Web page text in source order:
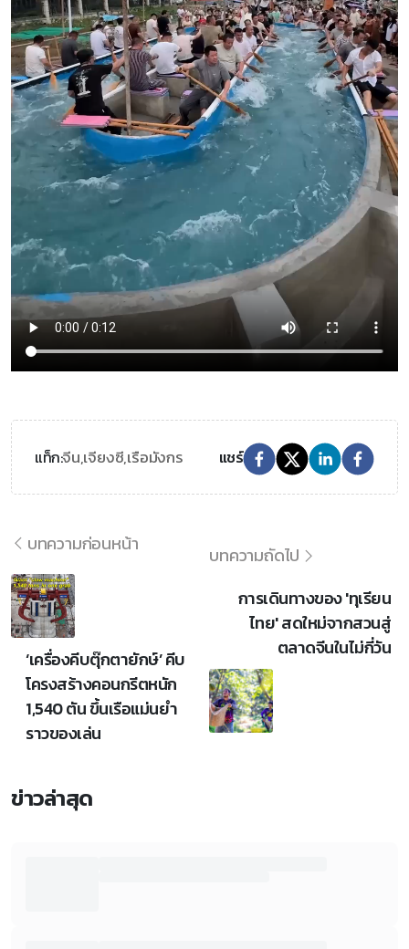
แท็ก:จีน,เจียงซี,เรือมังกร แชร์
บทความก่อนหน้า
‘เครื่องคีบตุ๊กตายักษ์’ คีบ
โครงสร้างคอนกรีตหนัก
1,540 ตัน ขึ้นเรือแม่นยำ
ราวของเล่น
บทความถัดไป
การเดินทางของ 'ทุเรียน
ไทย' สดใหม่จากสวนสู่
ตลาดจีนในไม่กี่วัน
ข่าวล่าสุด